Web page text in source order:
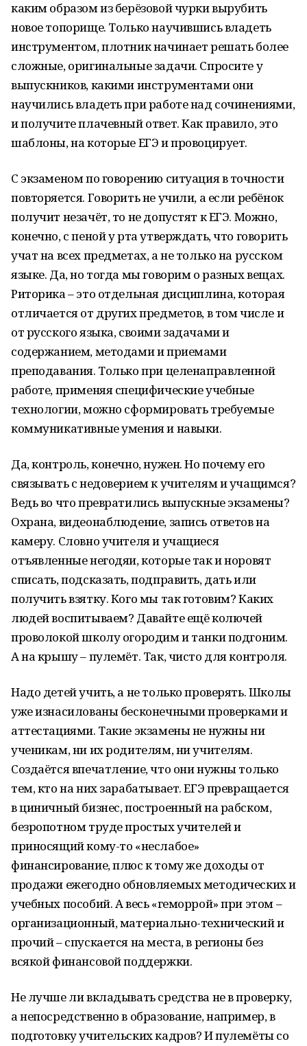
каким образом из берёзовой чурки вырубить
новое топорище. Только научившись владеть
инструментом, плотник начинает решать более
сложные, оригинальные задачи. Спросите у
выпускников, какими инструментами они
научились владеть при работе над сочинениями,
и получите плачевный ответ. Как правило, это
шаблоны, на которые ЕГЭ и провоцирует.
С экзаменом по говорению ситуация в точности
повторяется. Говорить не учили, а если ребёнок
получит незачёт, то не допустят к ЕГЭ. Можно,
конечно, с пеной у рта утверждать, что говорить
учат на всех предметах, а не только на русском
языке. Да, но тогда мы говорим о разных вещах.
Риторика – это отдельная дисциплина, которая
отличается от других предметов, в том числе и
от русского языка, своими задачами и
содержанием, методами и приемами
преподавания. Только при целенаправленной
работе, применяя специфические учебные
технологии, можно сформировать требуемые
коммуникативные умения и навыки.
Да, контроль, конечно, нужен. Но почему его
связывать с недоверием к учителям и учащимся?
Ведь во что превратились выпускные экзамены?
Охрана, видеонаблюдение, запись ответов на
камеру. Словно учителя и учащиеся
отъявленные негодяи, которые так и норовят
списать, подсказать, подправить, дать или
получить взятку. Кого мы так готовим? Каких
людей воспитываем? Давайте ещё колючей
проволокой школу огородим и танки подгоним.
А на крышу – пулемёт. Так, чисто для контроля.
Надо детей учить, а не только проверять. Школы
уже изнасилованы бесконечными проверками и
аттестациями. Такие экзамены не нужны ни
ученикам, ни их родителям, ни учителям.
Создаётся впечатление, что они нужны только
тем, кто на них зарабатывает. ЕГЭ превращается
в циничный бизнес, построенный на рабском,
безропотном труде простых учителей и
приносящий кому-то «неслабое»
финансирование, плюс к тому же доходы от
продажи ежегодно обновляемых методических и
учебных пособий. А весь «геморрой» при этом –
организационный, материально-технический и
прочий – спускается на места, в регионы без
всякой финансовой поддержки.
Не лучше ли вкладывать средства не в проверку,
а непосредственно в образование, например, в
подготовку учительских кадров? И пулемёты со